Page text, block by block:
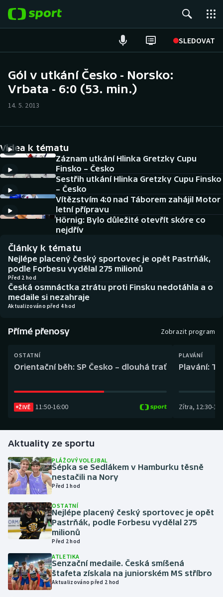
SLEDOVAT
Hokej
Cyklistika
DALŠÍ SPORTY
Americký fotbal
Baseball a softbal
Basketbal
Biatlon
Boby a skeleton
Box
Curling
Golf
Gymnastika
Házená
Jezdectví
Judo
Krasobruslení
Lezení
NEPŘEHLÉDNĚTE
Historické návraty
Aplikace ČT sport
AZ kvíz
Gól v utkání Česko - Norsko:
Vrbata - 6:0 (53. min.)
14. 5. 2013
Videa k tématu
Záznam utkání Hlinka Gretzky Cupu
Finsko – Česko
Sestřih utkání Hlinka Gretzky Cupu Finsko
– Česko
Vítězstvím 4:0 nad Táborem zahájil Motor
letní přípravu
Hörnig: Bylo důležité otevřít skóre co
nejdřív
Články k tématu
Nejlépe placený český sportovec je opět Pastrňák,
podle Forbesu vydělal 275 milionů
Před 2 hod
Česká osmnáctka ztrátu proti Finsku nedotáhla a o
medaile si nezahraje
Aktualizováno před 4 hod
Přímé přenosy Zobrazit program
OSTATNÍ
Orientační běh: SP Česko – dlouhá trať
ŽIVĚ 11:50-16:00
PLAVÁNÍ
Plavání:
Zítra, 12:30-
Aktuality ze sportu
PLÁŽOVÝ VOLEJBAL
Šépka se Sedlákem v Hamburku těsně
nestačili na Nory
Před 1 hod
OSTATNÍ
Nejlépe placený český sportovec je opět
Pastrňák, podle Forbesu vydělal 275
milionů
Před 2 hod
ATLETIKA
Senzační medaile. Česká smíšená
štafeta získala na juniorském MS stříbro
Aktualizováno před 2 hod